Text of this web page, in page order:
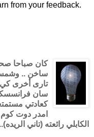
from your feedback.
كان صباحا
ساخن .. وشمس
تارى أخرى كي
سان
كعادتي
امدر دوت كوم
الكابلي رائعته (تاني